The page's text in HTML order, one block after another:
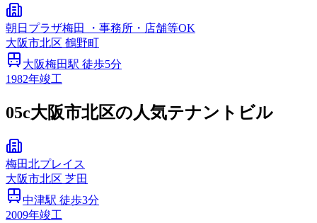
朝日プラザ梅田 ・事務所・店舗等OK
大阪市北区 鶴野町
大阪梅田駅 徒歩5分
1982年竣工
05c大阪市北区の人気テナントビル
梅田北プレイス
大阪市北区 芝田
中津駅 徒歩3分
2009年竣工